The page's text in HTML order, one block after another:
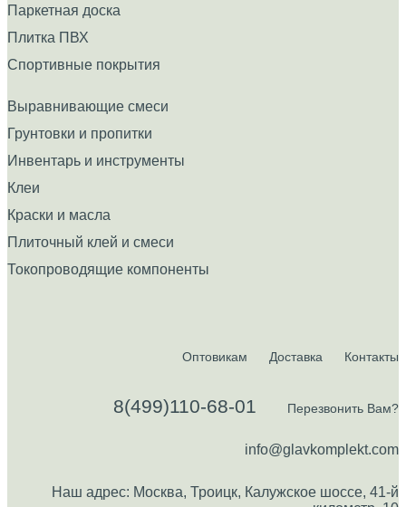
Паркетная доска
Плитка ПВХ
Спортивные покрытия
Выравнивающие смеси
Грунтовки и пропитки
Инвентарь и инструменты
Клеи
Краски и масла
Плиточный клей и смеси
Токопроводящие компоненты
Оптовикам Доставка Контакты
8(499)110-68-01 Перезвонить Вам?
info@glavkomplekt.com
Наш адрес: Москва, Троицк, Калужское шоссе, 41-й